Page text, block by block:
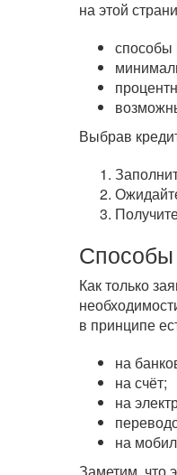
на этой
способы
Выбрав
Способы
Как только
в принципе
на
на счёт;
на
на